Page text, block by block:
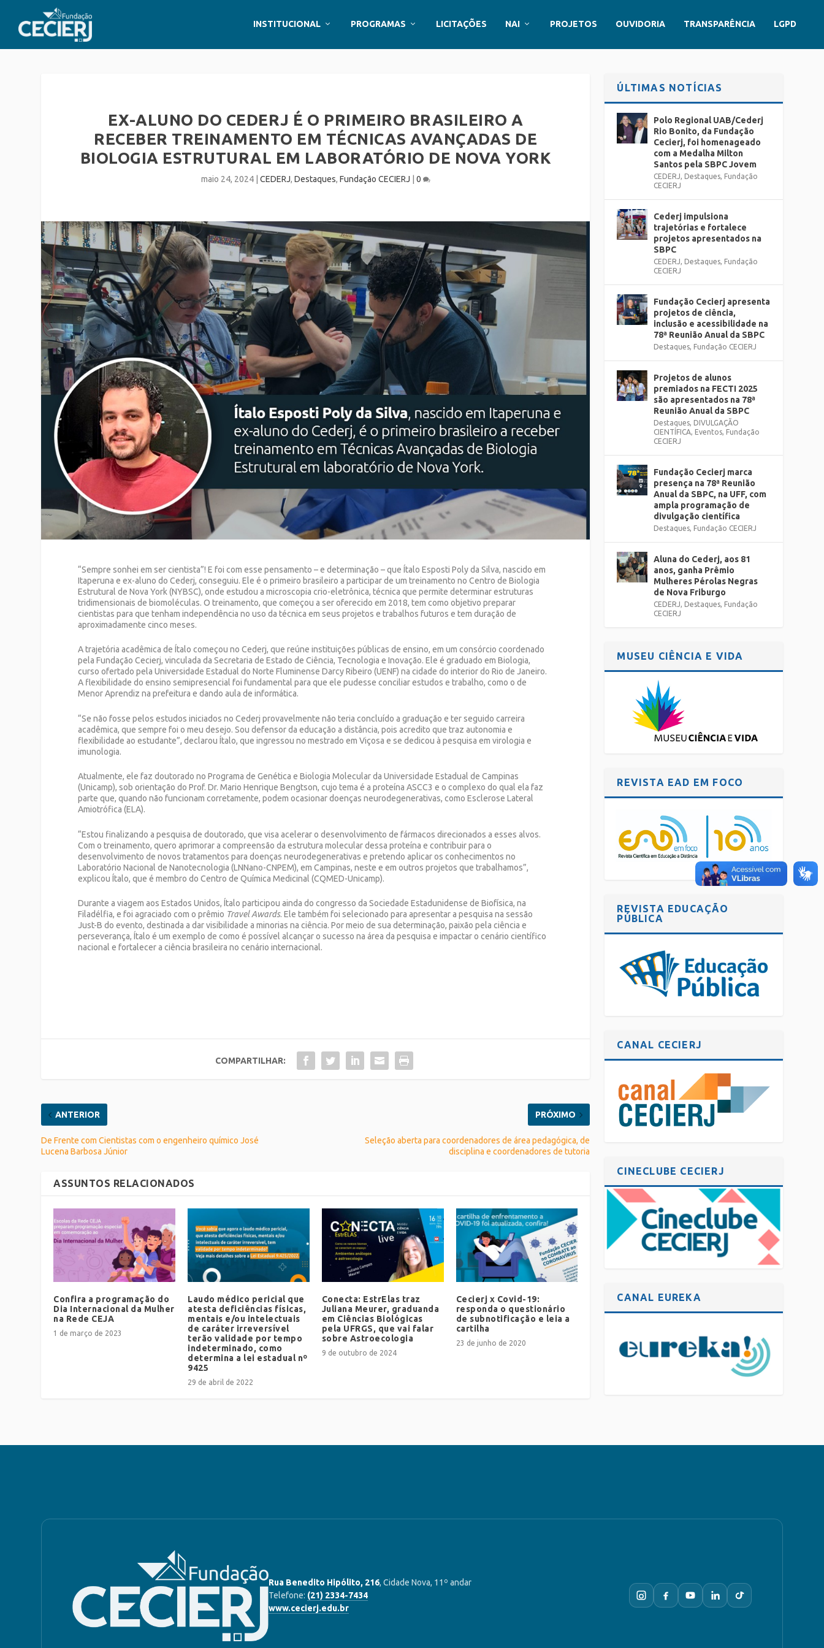
INSTITUCIONAL PROGRAMAS LICITAÇÕES NAI PROJETOS OUVIDORIA TRANSPARÊNCIA LGPD
EX-ALUNO DO CEDERJ É O PRIMEIRO BRASILEIRO A
RECEBER TREINAMENTO EM TÉCNICAS AVANÇADAS DE
BIOLOGIA ESTRUTURAL EM LABORATÓRIO DE NOVA YORK
maio 24, 2024| CEDERJ, Destaques, Fundação CECIERJ 0
“Sempre sonhei em ser cientista”! E foi com esse pensamento – e determinação – que Ítalo Esposti Poly da Silva, nascido em
Itaperuna e ex-aluno do Cederj, conseguiu. Ele é o primeiro brasileiro a participar de um treinamento no Centro de Biologia
Estrutural de Nova York (NYBSC), onde estudou a microscopia crio-eletrônica, técnica que permite determinar estruturas
tridimensionais de biomoléculas. O treinamento, que começou a ser oferecido em 2018, tem como objetivo preparar
cientistas para que tenham independência no uso da técnica em seus projetos e trabalhos futuros e tem duração de
aproximadamente cinco meses.
A trajetória acadêmica de Ítalo começou no Cederj, que reúne instituições públicas de ensino, em um consórcio coordenado
pela Fundação Cecierj, vinculada da Secretaria de Estado de Ciência, Tecnologia e Inovação. Ele é graduado em Biologia,
curso ofertado pela Universidade Estadual do Norte Fluminense Darcy Ribeiro (UENF) na cidade do interior do Rio de Janeiro.
A flexibilidade do ensino semipresencial foi fundamental para que ele pudesse conciliar estudos e trabalho, como o de
Menor Aprendiz na prefeitura e dando aula de informática.
“Se não fosse pelos estudos iniciados no Cederj provavelmente não teria concluído a graduação e ter seguido carreira
acadêmica, que sempre foi o meu desejo. Sou defensor da educação a distância, pois acredito que traz autonomia e
flexibilidade ao estudante”, declarou Ítalo, que ingressou no mestrado em Viçosa e se dedicou à pesquisa em virologia e
imunologia.
Atualmente, ele faz doutorado no Programa de Genética e Biologia Molecular da Universidade Estadual de Campinas
(Unicamp), sob orientação do Prof. Dr. Mario Henrique Bengtson, cujo tema é a proteína ASCC3 e o complexo do qual ela faz
parte que, quando não funcionam corretamente, podem ocasionar doenças neurodegenerativas, como Esclerose Lateral
Amiotrófica (ELA).
“Estou finalizando a pesquisa de doutorado, que visa acelerar o desenvolvimento de fármacos direcionados a esses alvos.
Com o treinamento, quero aprimorar a compreensão da estrutura molecular dessa proteína e contribuir para o
desenvolvimento de novos tratamentos para doenças neurodegenerativas e pretendo aplicar os conhecimentos no
Laboratório Nacional de Nanotecnologia (LNNano-CNPEM), em Campinas, neste e em outros projetos que trabalhamos”,
explicou Ítalo, que é membro do Centro de Química Medicinal (CQMED-Unicamp).
Durante a viagem aos Estados Unidos, Ítalo participou ainda do congresso da Sociedade Estadunidense de Biofísica, na
Filadélfia, e foi agraciado com o prêmio Travel Awards. Ele também foi selecionado para apresentar a pesquisa na sessão
Just-B do evento, destinada a dar visibilidade a minorias na ciência. Por meio de sua determinação, paixão pela ciência e
perseverança, Ítalo é um exemplo de como é possível alcançar o sucesso na área da pesquisa e impactar o cenário científico
nacional e fortalecer a ciência brasileira no cenário internacional.
COMPARTILHAR:
ANTERIOR
De Frente com Cientistas com o engenheiro químico José
Lucena Barbosa Júnior
PRÓXIMO
Seleção aberta para coordenadores de área pedagógica, de
disciplina e coordenadores de tutoria
ASSUNTOS RELACIONADOS
Confira a programação do
Dia Internacional da Mulher
na Rede CEJA
1 de março de 2023
Laudo médico pericial que
atesta deficiências físicas,
mentais e/ou intelectuais
de caráter irreversível
terão validade por tempo
indeterminado, como
determina a lei estadual nº
9425
29 de abril de 2022
Conecta: EstrElas traz
Juliana Meurer, graduanda
em Ciências Biológicas
pela UFRGS, que vai falar
sobre Astroecologia
9 de outubro de 2024
Cecierj x Covid-19:
responda o questionário
de subnotificação e leia a
cartilha
23 de junho de 2020
ÚLTIMAS NOTÍCIAS
Polo Regional UAB/Cederj
Rio Bonito, da Fundação
Cecierj, foi homenageado
com a Medalha Milton
Santos pela SBPC Jovem
CEDERJ, Destaques, Fundação
CECIERJ
Cederj impulsiona
trajetórias e fortalece
projetos apresentados na
SBPC
CEDERJ, Destaques, Fundação
CECIERJ
Fundação Cecierj apresenta
projetos de ciência,
inclusão e acessibilidade na
78ª Reunião Anual da SBPC
Destaques, Fundação CECIERJ
Projetos de alunos
premiados na FECTI 2025
são apresentados na 78ª
Reunião Anual da SBPC
Destaques, DIVULGAÇÃO
CIENTÍFICA, Eventos, Fundação
CECIERJ
Fundação Cecierj marca
presença na 78ª Reunião
Anual da SBPC, na UFF, com
ampla programação de
divulgação científica
Destaques, Fundação CECIERJ
Aluna do Cederj, aos 81
anos, ganha Prêmio
Mulheres Pérolas Negras
de Nova Friburgo
CEDERJ, Destaques, Fundação
CECIERJ
MUSEU CIÊNCIA E VIDA
REVISTA EAD EM FOCO
REVISTA EDUCAÇÃO
PÚBLICA
CANAL CECIERJ
CINECLUBE CECIERJ
CANAL EUREKA
Rua Benedito Hipólito, 216, Cidade Nova, 11º andar
Telefone: (21) 2334-7434
www.cecierj.edu.br